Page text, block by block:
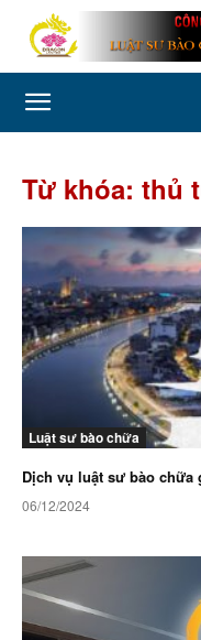
Từ khóa: thủ
Luật sư bào chữa
Dịch vụ luật sư bào chữa
06/12/2024